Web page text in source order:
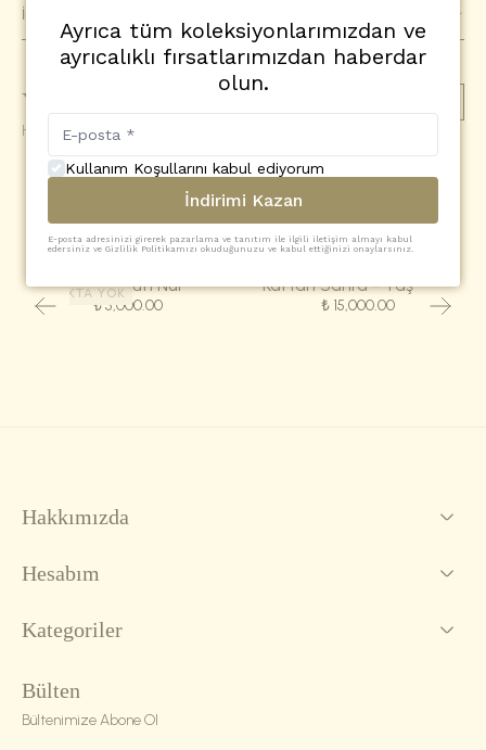
İçerik
Yorumlar
Henüz yorum yapılmamış
SİZİN İÇİN SEÇTİKLERİMİZ
STOKTA YOK
Eşarp-Kûfî Nur
₺ 5,000.00
Kaftan Sahra - Taş Yeşili
₺ 15,000.00
Hakkımızda
Hesabım
Kategoriler
Bülten
Bültenimize Abone Ol
Ayrıca tüm koleksiyonlarımızdan ve
ayrıcalıklı fırsatlarımızdan haberdar
olun.
Kullanım Koşullarını kabul ediyorum
İndirimi Kazan
E-posta adresinizi girerek pazarlama ve tanıtım ile ilgili iletişim almayı kabul
edersiniz ve Gizlilik Politikamızı okuduğunuzu ve kabul ettiğinizi onaylarsınız.